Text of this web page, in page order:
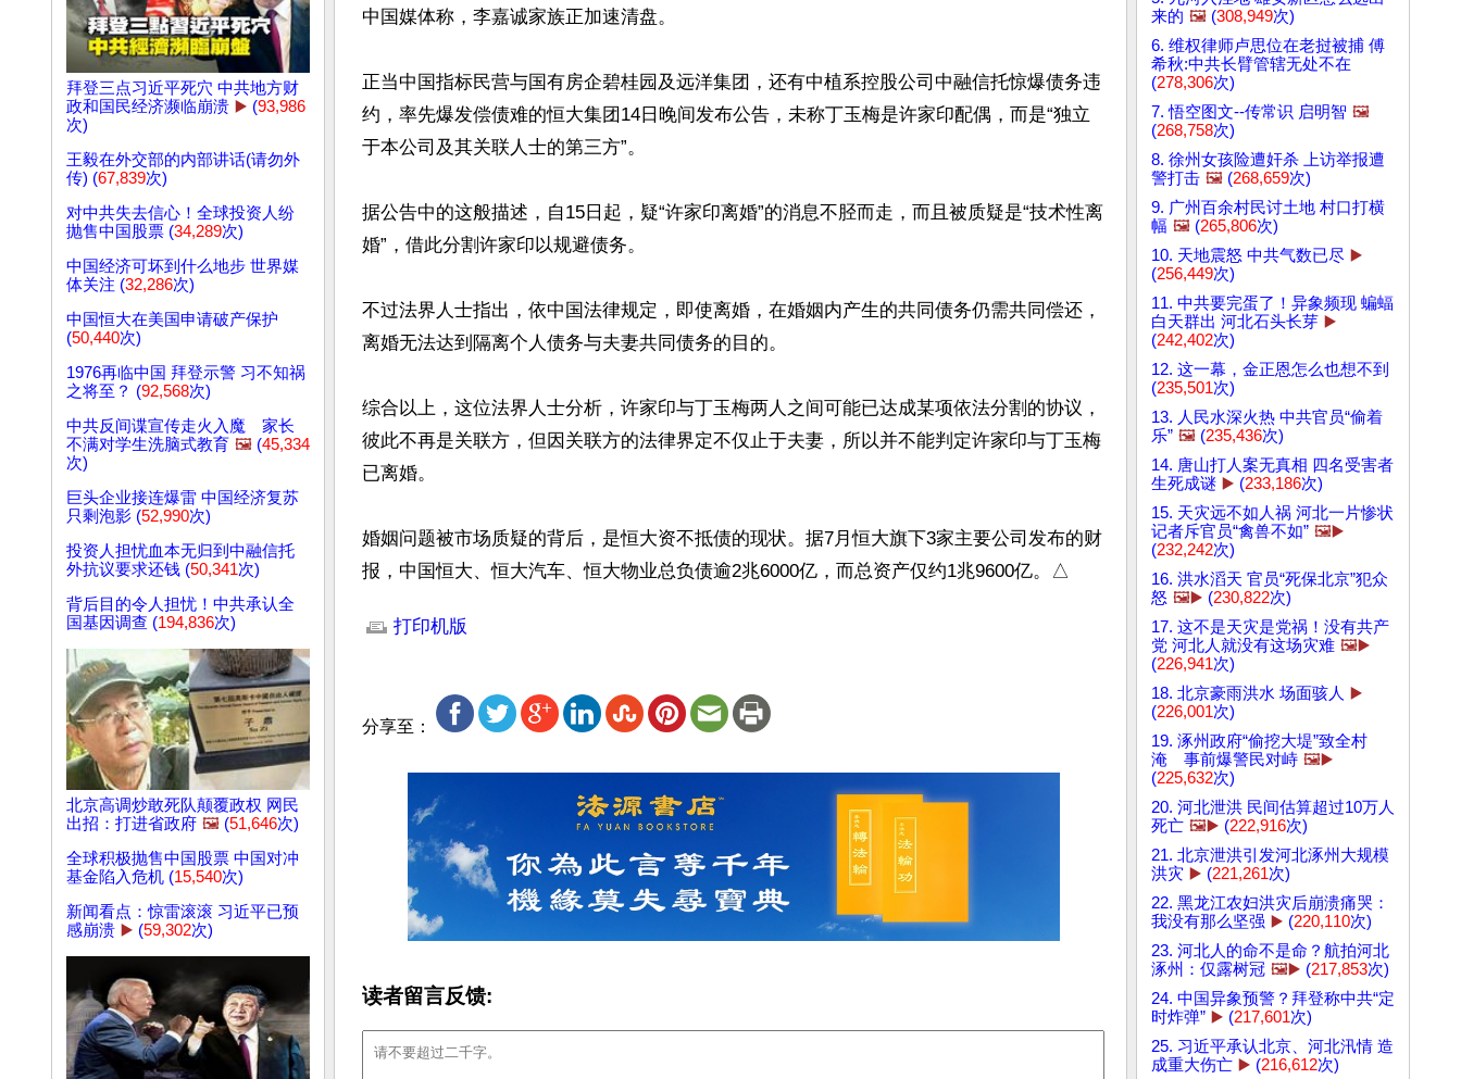
拜登三点习近平死穴 中共地方财
政和国民经济濒临崩溃 ▶️ (93,986
次)
王毅在外交部的内部讲话(请勿外
传) (67,839次)
对中共失去信心！全球投资人纷
抛售中国股票 (34,289次)
中国经济可坏到什么地步 世界媒
体关注 (32,286次)
中国恒大在美国申请破产保护
(50,440次)
1976再临中国 拜登示警 习不知祸
之将至？ (92,568次)
中共反间谍宣传走火入魔 家长
不满对学生洗脑式教育 🖼️ (45,334
次)
巨头企业接连爆雷 中国经济复苏
只剩泡影 (52,990次)
投资人担忧血本无归到中融信托
外抗议要求还钱 (50,341次)
背后目的令人担忧！中共承认全
国基因调查 (194,836次)
北京高调炒敢死队颠覆政权 网民
出招：打进省政府 🖼️ (51,646次)
全球积极抛售中国股票 中国对冲
基金陷入危机 (15,540次)
新闻看点：惊雷滚滚 习近平已预
感崩溃 ▶️ (59,302次)
中国媒体称，李嘉诚家族正加速清盘。
正当中国指标民营与国有房企碧桂园及远洋集团，还有中植系控股公司中融信托惊爆债务违
约，率先爆发偿债难的恒大集团14日晚间发布公告，未称丁玉梅是许家印配偶，而是“独立
于本公司及其关联人士的第三方”。
据公告中的这般描述，自15日起，疑“许家印离婚”的消息不胫而走，而且被质疑是“技术性离
婚”，借此分割许家印以规避债务。
不过法界人士指出，依中国法律规定，即使离婚，在婚姻内产生的共同债务仍需共同偿还，
离婚无法达到隔离个人债务与夫妻共同债务的目的。
综合以上，这位法界人士分析，许家印与丁玉梅两人之间可能已达成某项依法分割的协议，
彼此不再是关联方，但因关联方的法律界定不仅止于夫妻，所以并不能判定许家印与丁玉梅
已离婚。
婚姻问题被市场质疑的背后，是恒大资不抵债的现状。据7月恒大旗下3家主要公司发布的财
报，中国恒大、恒大汽车、恒大物业总负债逾2兆6000亿，而总资产仅约1兆9600亿。△
打印机版
分享至：
读者留言反馈:
来的 🖼️ (308,949次)
6. 维权律师卢思位在老挝被捕 傅
希秋:中共长臂管辖无处不在
(278,306次)
7. 悟空图文--传常识 启明智 🖼️
(268,758次)
8. 徐州女孩险遭奸杀 上访举报遭
警打击 🖼️ (268,659次)
9. 广州百余村民讨土地 村口打横
幅 🖼️ (265,806次)
10. 天地震怒 中共气数已尽 ▶️
(256,449次)
11. 中共要完蛋了！异象频现 蝙蝠
白天群出 河北石头长芽 ▶️
(242,402次)
12. 这一幕，金正恩怎么也想不到
(235,501次)
13. 人民水深火热 中共官员“偷着
乐” 🖼️ (235,436次)
14. 唐山打人案无真相 四名受害者
生死成谜 ▶️ (233,186次)
15. 天灾远不如人祸 河北一片惨状
记者斥官员“禽兽不如” 🖼️▶️
(232,242次)
16. 洪水滔天 官员“死保北京”犯众
怒 🖼️▶️ (230,822次)
17. 这不是天灾是党祸！没有共产
党 河北人就没有这场灾难 🖼️▶️
(226,941次)
18. 北京豪雨洪水 场面骇人 ▶️
(226,001次)
19. 涿州政府“偷挖大堤”致全村
淹 事前爆警民对峙 🖼️▶️
(225,632次)
20. 河北泄洪 民间估算超过10万人
死亡 🖼️▶️ (222,916次)
21. 北京泄洪引发河北涿州大规模
洪灾 ▶️ (221,261次)
22. 黑龙江农妇洪灾后崩溃痛哭：
我没有那么坚强 ▶️ (220,110次)
23. 河北人的命不是命？航拍河北
涿州：仅露树冠 🖼️▶️ (217,853次)
24. 中国异象预警？拜登称中共“定
时炸弹” ▶️ (217,601次)
25. 习近平承认北京、河北汛情 造
成重大伤亡 ▶️ (216,612次)